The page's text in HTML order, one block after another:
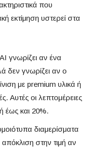
που
εκτίμηση υστερεί στα
γνωρίζει αν ένα
δεν γνωρίζει αν ο
με premium υλικά ή
Αυτές οι λεπτομέρειες
έως και 20%.
διαμερίσματα
στην τιμή αν